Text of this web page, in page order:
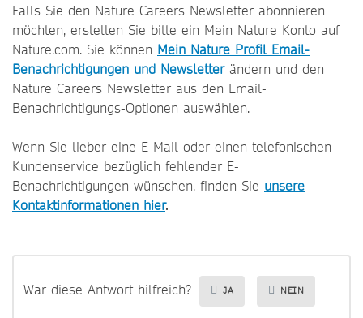
Falls Sie den Nature Careers Newsletter abonnieren
möchten, erstellen Sie bitte ein Mein Nature Konto auf
Nature.com. Sie können Mein Nature Profil Email-
Benachrichtigungen und Newsletterändern und den
Nature Careers Newsletter aus den Email-
Benachrichtigungs-Optionen auswählen.
Wenn Sie lieber eine E-Mail oder einen telefonischen
Kundenservice bezüglich fehlender E-
Benachrichtigungen wünschen, finden Sie unsere
Kontaktinformationen hier.
War diese Antwort hilfreich? JA NEIN